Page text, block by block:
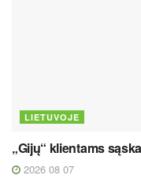
LIETUVOJE
„Gijų“ klientams
2026 08 07